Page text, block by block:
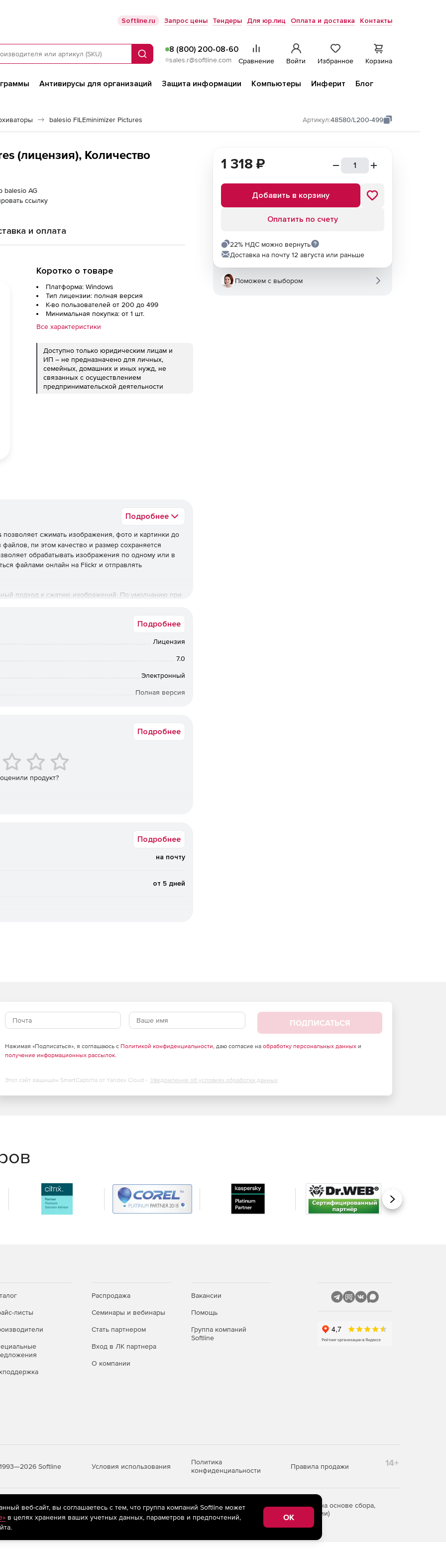
Softline.ru Запрос цены Тендеры Для юр.лиц Оплата и доставка Контакты
Поиск
8 (800) 200-08-60
sales.r@softline.com Сравнение Войти Избранное Корзина
Антивирусы для организаций Защита информации Компьютеры Инферит
Блог
balesio FILEminimizer Pictures Артикул:48580/L200-499
(лицензия), Количество
balesio AG
ссылку
и оплата
Коротко о товаре
Платформа: Windows
Тип лицензии: полная версия
К-во пользователей от 200 до 499
Минимальная покупка: от 1 шт.
Все характеристики
Доступно только юридическим лицам и
ИП – не предназначено для личных,
семейных, домашних и иных нужд, не
связанных с осуществлением
предпринимательской деятельности
Подробнее
позволяет сжимать изображения, фото и картинки до
пи этом качество и размер сохраняется
обрабатывать изображения по одному или в
файлами онлайн на Flickr и отправлять
подход к сжатию изображений. По умолчанию при
придерживается общепринятого принципа. После
0,1 Мб.
загрузка прямо на Facebook*.
уровнями.
признана экстремистской, ее деятельность
Подробнее
Лицензия
7.0
Электронный
Полная версия
Подробнее
продукт?
Подробнее
на почту
от 5 дней
1 318 ₽
Добавить в корзину
Оплатить по счету
22% НДС можно вернуть
Доставка на почту 12 августа или раньше
Поможем с выбором
ПОДПИСАТЬСЯ
Нажимая «Подписаться», я соглашаюсь с Политикой конфиденциальности, даю согласие на обработку персональных данныхи
получение информационных рассылок.
Этот сайт защищен SmartCaptcha от Yandex Cloud - Уведомление об условиях обработки данных
Вперед
листы
Распродажа
Семинары и вебинары
Стать партнером
Вход в ЛК партнера
О компании
Вакансии
Помощь
Группа компаний
Softline
Softline Условия использования
Политика
конфиденциальности
Правила продажи 14+
рекомендательные технологии(информационные технологии предоставления информации на основе сбора,
пользователей сети «Интернет», находящихся на территории Российской Федерации)
веб-сайт, вы соглашаетесь с тем, что группа компаний Softline может
в целях хранения ваших учетных данных, параметров и предпочтений,
OK